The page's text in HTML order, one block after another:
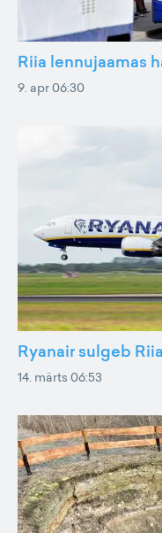
Riia lennujaamas
9. apr 06:30
Ryanair sulgeb
14. märts 06:53